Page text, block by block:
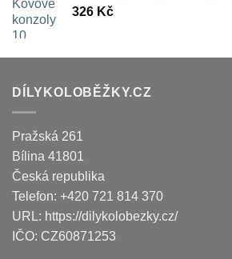
326 Kč
DÍLYKOLOBĚŽKY.CZ
Pražská 261
Bílina 41801
Česká republika
Telefon: +420 721 814 370
URL: https://dilykolobezky.cz/
IČO: CZ60871253